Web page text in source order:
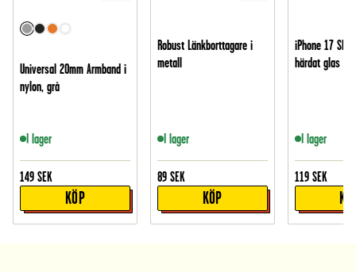
Universal 20mm Armband i
nylon, grå
I lager
149 SEK
KÖP
Robust Länkborttagare i
metall
I lager
89 SEK
KÖP
iPhone 17
härdat glas
I lager
119 SEK